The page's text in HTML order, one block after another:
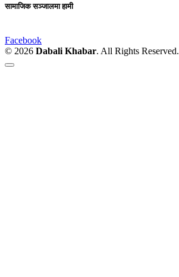
सामाजिक सञ्जालमा हामी
Facebook
© 2026 Dabali Khabar. All Rights Reserved.